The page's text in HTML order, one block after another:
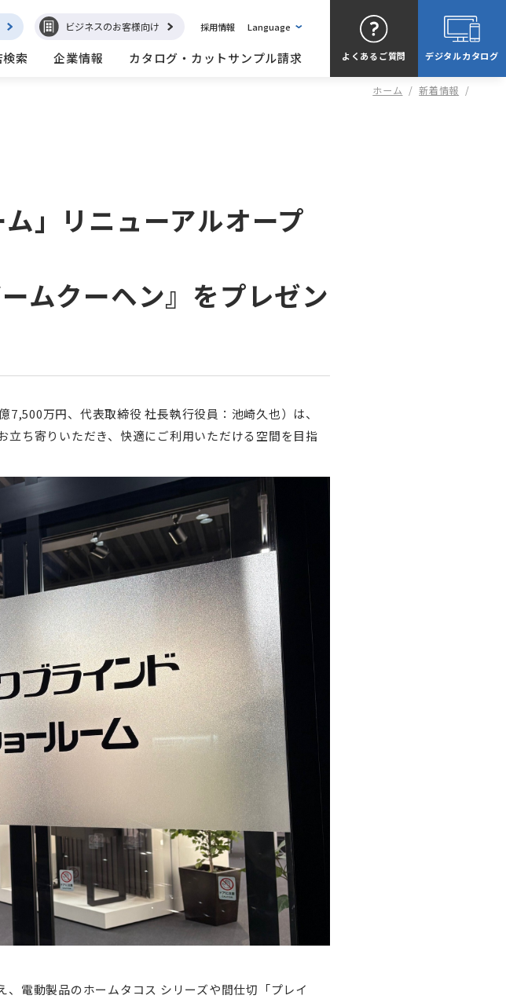
索 企業情報 カタログ・カットサンプル請求
ビジネスのお客様向け 採用情報 Language
よくあるご質問 デジタルカタログ
ホーム / 新着情報 /
」リニューアルオープ
ムクーヘン』をプレゼン
万円、代表取締役 社長執行役員：池崎久也）は、
ち寄りいただき、快適にご利用いただける空間を目指
電動製品のホームタコス シリーズや間仕切「プレイ